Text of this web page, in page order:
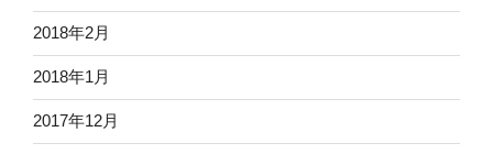
2018年2月
2018年1月
2017年12月